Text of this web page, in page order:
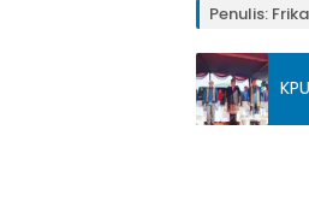
Penulis: